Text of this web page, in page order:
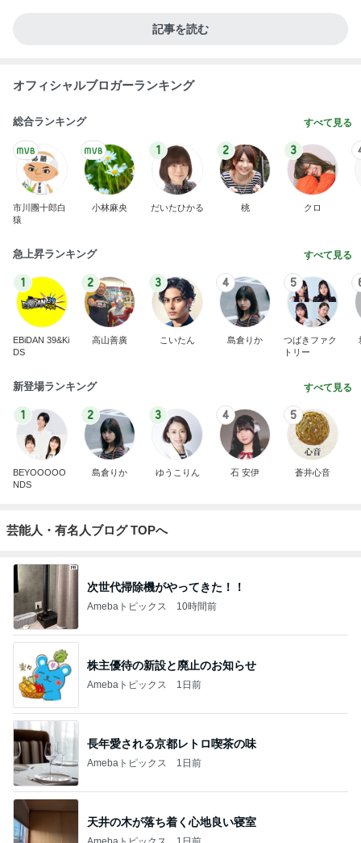
記事を読む
オフィシャルブロガーランキング
総合ランキング すべて見る
市川團十郎白
猿
小林麻央
1
だいたひかる
2
桃
3
クロ
急上昇ランキング すべて見る
1
EBiDAN 39&Ki
DS
2
高山善廣
3
こいたん
4
島倉りか
5
つばきファク
トリー
新登場ランキング すべて見る
1
BEYOOOOO
NDS
2
島倉りか
3
ゆうこりん
4
石 安伊
5
蒼井心音
芸能人・有名人ブログ TOPへ
次世代掃除機がやってきた！！
Amebaトピックス 10時間前
株主優待の新設と廃止のお知らせ
Amebaトピックス 1日前
長年愛される京都レトロ喫茶の味
Amebaトピックス 1日前
天井の木が落ち着く心地良い寝室